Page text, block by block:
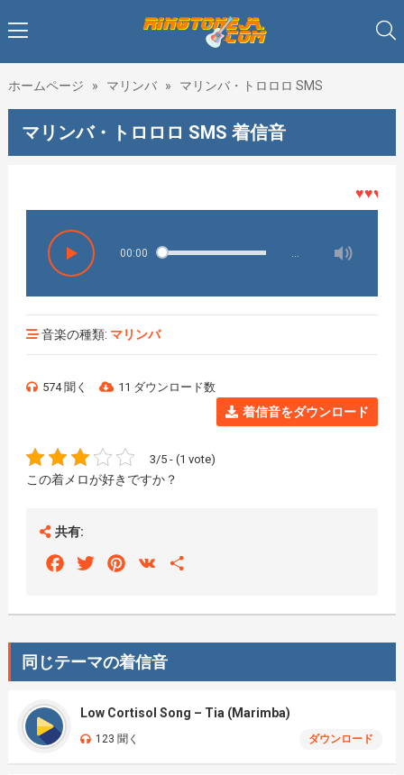
ホームページ » マリンバ » マリンバ・トロロロ SMS
マリンバ・トロロロ SMS 着信音
♥♥♥着メ
00:00
音楽の種類: マリンバ
574 聞く 11 ダウンロード数
着信音をダウンロード
3/5 - (1 vote)
この着メロが好きですか？
共有:
FacebookTwitterPinterest
VK
同じテーマの着信音
Low Cortisol Song – Tia (Marimba)
123 聞く ダウンロード